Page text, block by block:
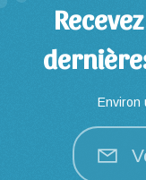
Environ